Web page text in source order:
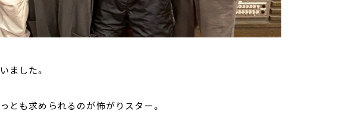
ました。
とも求められるのが怖がりスター。